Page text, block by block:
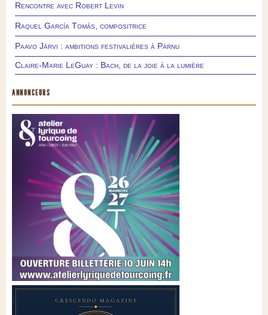
Rencontre avec Robert Levin
Raquel García Tomás, compositrice
Paavo Järvi : ambitions festivalières à Pärnu
Claire-Marie LeGuay : Bach, de la joie à la lumière
ANNONCEURS